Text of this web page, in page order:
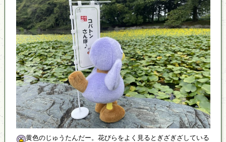
黄色のじゅうたんだー。花びらをよく見るとぎざぎざしている